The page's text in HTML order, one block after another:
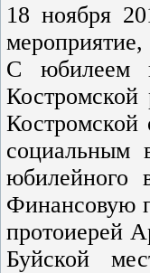
18 ноября
С юбилеем
социальным
юбилейного
Финансовую
протоиерей
Буйской